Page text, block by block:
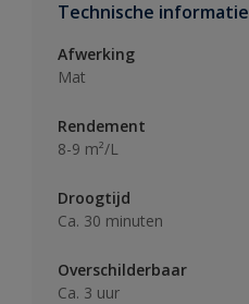
Technische informatie
Afwerking
Mat
Rendement
8-9 m²/L
Droogtijd
Ca. 30 minuten
Overschilderbaar
Ca. 3 uur